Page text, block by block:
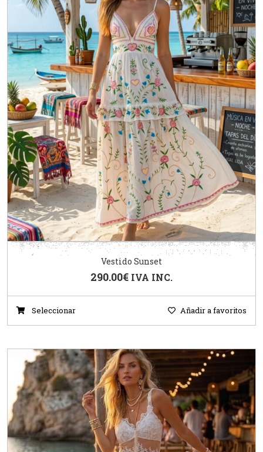
Vestido Sunset
290.00€ IVA INC.
Seleccionar Añadir a favoritos